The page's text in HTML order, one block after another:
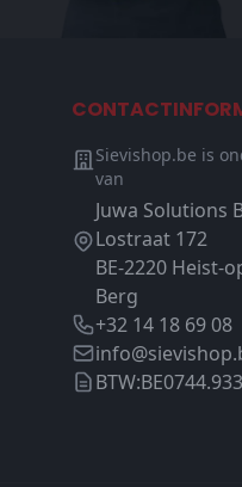
Sievishop.be is
van
Juwa Solutions
Lostraat 172
BE-2220 Heist-
Berg
+32 14 18 69 08
BTW: